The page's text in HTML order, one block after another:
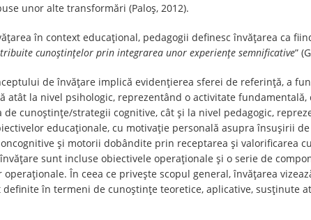
unor alte transformări (Paloș, 2012).
în context educațional, pedagogii definesc învățarea ca
cunoștințelor prin integrarea unor experiențe semnificative”
de învățare implică evidențierea sferei de referință, a
atât la nivel psihologic, reprezentând o activitate
de cunoștințe/strategii cognitive, cât și la nivel pedagogic,
educaționale, cu motivație personală asupra însușirii
și motorii dobândite prin receptarea și valorificarea
sunt incluse obiectivele operaționale și o serie de
operaționale. În ceea ce privește scopul general, învățarea
în termeni de cunoștințe teoretice, aplicative, susținute